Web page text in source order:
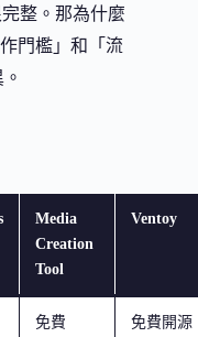
整。那為什麼
門檻」和「流
Media
Creation
Tool
Ventoy
免費 免費開源